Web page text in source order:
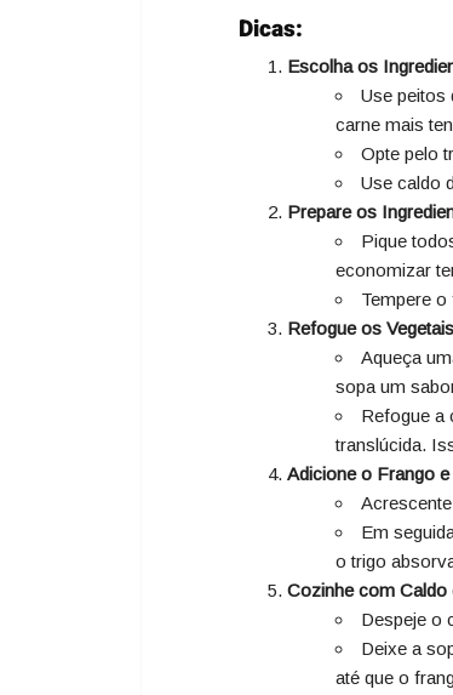
Dicas:
Escolha os
Use peitos
carne mais
Opte pelo
Use caldo
Prepare os
Pique
economizar
Tempere
Refogue os
Aqueça
sopa um
Refogue a
translúcida.
Adicione o Frango
Em
o trigo
Cozinhe com Caldo
Despeje o
Deixe a
até que o